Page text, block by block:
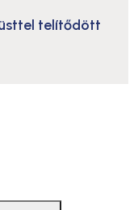
telítődött